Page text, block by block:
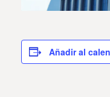
Añadir al